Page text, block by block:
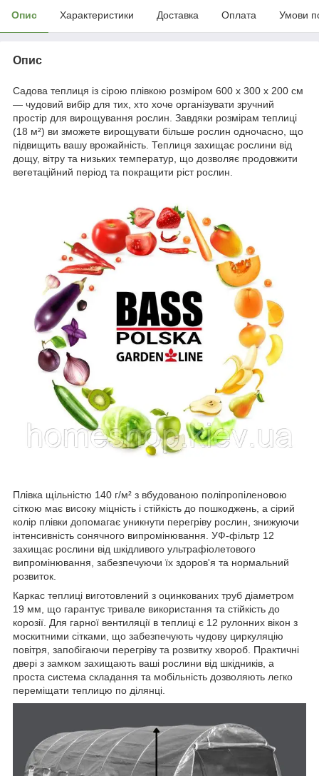
Опис Характеристики Доставка Оплата Умови
Опис
Садова теплиця із сірою плівкою розміром 600 x 300 x 200 см
— чудовий вибір для тих, хто хоче організувати зручний
простір для вирощування рослин. Завдяки розмірам теплиці
(18 м²) ви зможете вирощувати більше рослин одночасно, що
підвищить вашу врожайність. Теплиця захищає рослини від
дощу, вітру та низьких температур, що дозволяє продовжити
вегетаційний період та покращити ріст рослин.
Плівка щільністю 140 г/м² з вбудованою поліпропіленовою
сіткою має високу міцність і стійкість до пошкоджень, а сірий
колір плівки допомагає уникнути перегріву рослин, знижуючи
інтенсивність сонячного випромінювання. УФ-фільтр 12
захищає рослини від шкідливого ультрафіолетового
випромінювання, забезпечуючи їх здоров'я та нормальний
розвиток.
Каркас теплиці виготовлений з оцинкованих труб діаметром
19 мм, що гарантує тривале використання та стійкість до
корозії. Для гарної вентиляції в теплиці є 12 рулонних вікон з
москитними сітками, що забезпечують чудову циркуляцію
повітря, запобігаючи перегріву та розвитку хвороб. Практичні
двері з замком захищають ваші рослини від шкідників, а
проста система складання та мобільність дозволяють легко
переміщати теплицю по ділянці.